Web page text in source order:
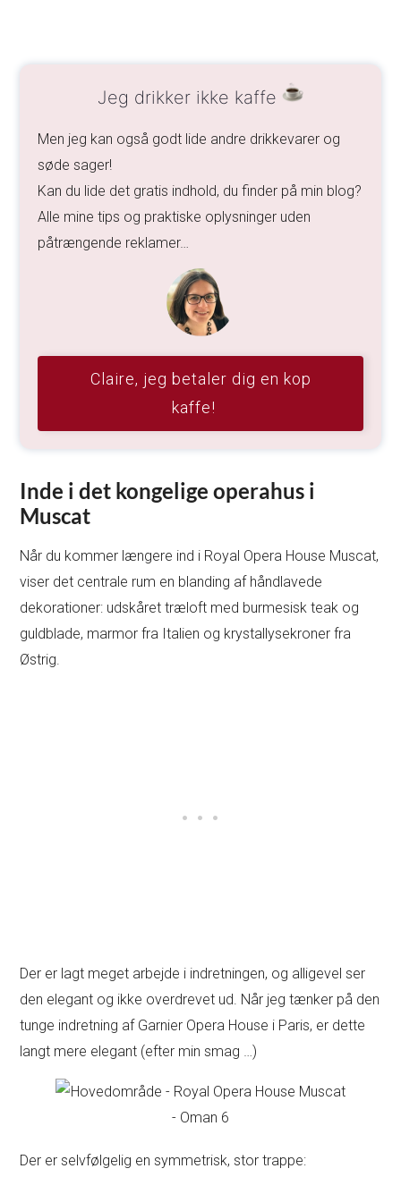
Jeg drikker ikke kaffe
Men jeg kan også godt lide andre drikkevarer og
søde sager!
Kan du lide det gratis indhold, du finder på min blog?
Alle mine tips og praktiske oplysninger uden
påtrængende reklamer…
Claire, jeg betaler dig en kop
kaffe!
Inde i det kongelige operahus i
Muscat
Når du kommer længere ind i Royal Opera House Muscat,
viser det centrale rum en blanding af håndlavede
dekorationer: udskåret træloft med burmesisk teak og
guldblade, marmor fra Italien og krystallysekroner fra
Østrig.
Der er lagt meget arbejde i indretningen, og alligevel ser
den elegant og ikke overdrevet ud. Når jeg tænker på den
tunge indretning af Garnier Opera House i Paris, er dette
langt mere elegant (efter min smag …)
Der er selvfølgelig en symmetrisk, stor trappe: